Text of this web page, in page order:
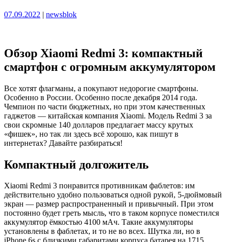
Опубликовано
07.09.2022 | Опубликовано
newsblok
Обзор Xiaomi Redmi 3: компактный
смартфон с огромным аккумулятором
Все хотят флагманы, а покупают недорогие смартфоны.
Особенно в России. Особенно после декабря 2014 года.
Чемпион по части бюджетных, но при этом качественных
гаджетов — китайская компания Xiaomi. Модель Redmi 3 за
свои скромные 140 долларов предлагает массу крутых
«фишек», но так ли здесь всё хорошо, как пишут в
интернетах? Давайте разбираться!
Компактный долгожитель
Xiaomi Redmi 3 понравится противникам фаблетов: им
действительно удобно пользоваться одной рукой, 5-дюймовый
экран — размер распространенный и привычный. При этом
постоянно будет греть мысль, что в таком корпусе поместился
аккумулятор ёмкостью 4100 мАч. Такие аккумуляторы
установлены в фаблетах, и то не во всех. Шутка ли, но в